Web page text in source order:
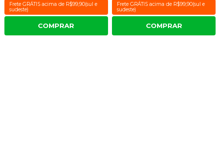
Frete GRÁTIS acima de R$99,90(sul e
sudeste)
COMPRAR
Frete GRÁTIS acima de R$99,90(sul e
sudeste)
COMPRAR